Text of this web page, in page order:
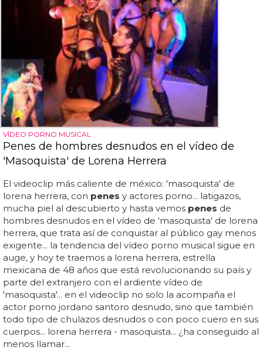
VÍDEO PORNO MUSICAL
Penes de hombres desnudos en el vídeo de
'Masoquista' de Lorena Herrera
El videoclip más caliente de méxico: 'masoquista' de
lorena herrera, con penes y actores porno... latigazos,
mucha piel al descubierto y hasta vemos penes de
hombres desnudos en el vídeo de 'masoquista' de lorena
herrera, que trata así de conquistar al público gay menos
exigente... la tendencia del vídeo porno musical sigue en
auge, y hoy te traemos a lorena herrera, estrella
mexicana de 48 años que está revolucionando su país y
parte del extranjero con el ardiente vídeo de
'masoquista'... en el videoclip no solo la acompaña el
actor porno jordano santoro desnudo, sino que también
todo tipo de chulazos desnudos o con poco cuero en sus
cuerpos... lorena herrera - masoquista... ¿ha conseguido al
menos llamar...